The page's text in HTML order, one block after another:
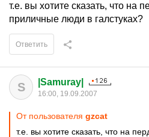
т.е. вы хотите сказать, что на
приличные люди в галстуках?
Ответить
S |Samuray|
16:00, 19.09.2007
От пользователя gzcat
т.е. вы хотите сказать, что на